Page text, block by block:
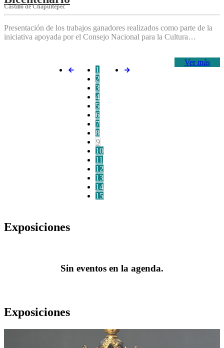
Castillo de Chapultepec
Presentación de los trabajos ganadores realizados como parte de la
iniciativa apoyada por el Consejo Nacional para la Cultura…
Ver más
1
2
3
4
5
6
7
8
9
10
11
12
13
14
15
Exposiciones
Sin eventos en la agenda.
Exposiciones